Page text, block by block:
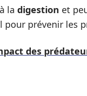
la digestion et
pour prévenir les
des